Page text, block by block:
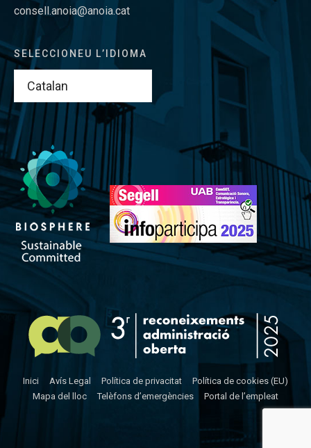
consell.anoia@anoia.cat
SELECCIONEU L’IDIOMA
Inici Avís Legal Política de privacitat
Política de cookies (EU)
Mapa del lloc
Telèfons d’emergències Portal de l’empleat